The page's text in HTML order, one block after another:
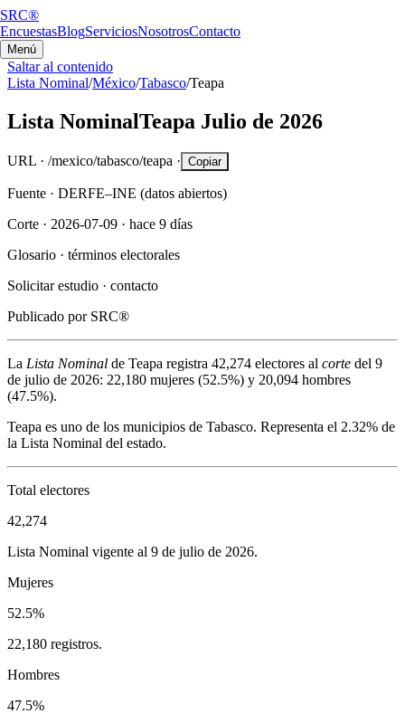
SRC®
EncuestasBlogServiciosNosotrosContacto
Menú
Saltar al contenido
Lista Nominal/México/Tabasco/Teapa
Lista NominalTeapa Julio de 2026
URL · /mexico/tabasco/teapa · Copiar
Fuente · DERFE–INE (datos abiertos)
Corte · 2026-07-09 · hace 9 días
Glosario · términos electorales
Solicitar estudio · contacto
Publicado por SRC®
La Lista Nominal de Teapa registra 42,274 electores al corte del 9
de julio de 2026: 22,180 mujeres (52.5%) y 20,094 hombres
(47.5%).
Teapa es uno de los municipios de Tabasco. Representa el 2.32% de
la Lista Nominal del estado.
Total electores
42,274
Lista Nominal vigente al 9 de julio de 2026.
Mujeres
52.5%
22,180 registros.
Hombres
47.5%